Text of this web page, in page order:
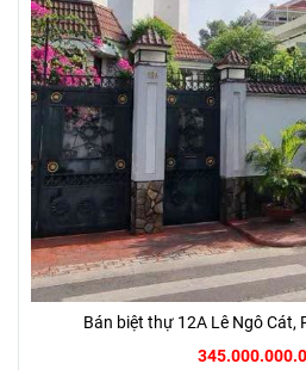
Bán biệt thự 12A Lê Ngô Cát,